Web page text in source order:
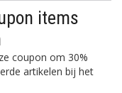
items
coupon om 30%
artikelen bij het